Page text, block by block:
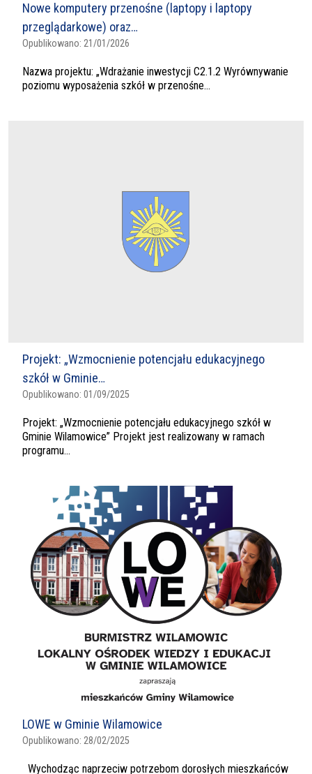
Nowe komputery przenośne (laptopy i laptopy
przeglądarkowe) oraz…
Opublikowano: 21/01/2026
Nazwa projektu: „Wdrażanie inwestycji C2.1.2 Wyrównywanie
poziomu wyposażenia szkół w przenośne...
Projekt: „Wzmocnienie potencjału edukacyjnego
szkół w Gminie…
Opublikowano: 01/09/2025
Projekt: „Wzmocnienie potencjału edukacyjnego szkół w
Gminie Wilamowice” Projekt jest realizowany w ramach
programu...
LOWE w Gminie Wilamowice
Opublikowano: 28/02/2025
Wychodząc naprzeciw potrzebom dorosłych mieszkańców